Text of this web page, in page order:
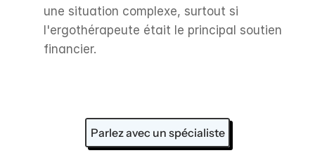
une situation complexe, surtout si
l'ergothérapeute était le principal soutien
financier.
Parlez avec un spécialiste